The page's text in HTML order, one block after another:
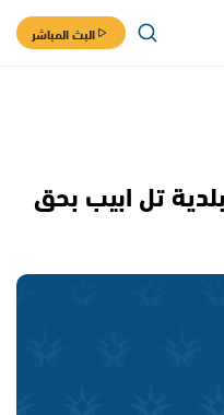
البث المباشر
تل ابيب بحق